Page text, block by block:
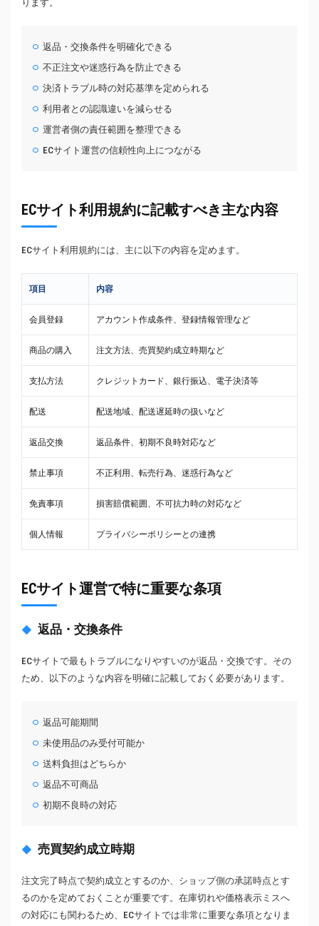
ります。
返品・交換条件を明確化できる
不正注文や迷惑行為を防止できる
決済トラブル時の対応基準を定められる
利用者との認識違いを減らせる
運営者側の責任範囲を整理できる
ECサイト運営の信頼性向上につながる
ECサイト利用規約に記載すべき主な内容
ECサイト利用規約には、主に以下の内容を定めます。
項目 内容
会員登録 アカウント作成条件、登録情報管理など
商品の購入 注文方法、売買契約成立時期など
支払方法 クレジットカード、銀行振込、電子決済等
配送 配送地域、配送遅延時の扱いなど
返品交換 返品条件、初期不良時対応など
禁止事項 不正利用、転売行為、迷惑行為など
免責事項 損害賠償範囲、不可抗力時の対応など
個人情報 プライバシーポリシーとの連携
ECサイト運営で特に重要な条項
返品・交換条件
ECサイトで最もトラブルになりやすいのが返品・交換です。その
ため、以下のような内容を明確に記載しておく必要があります。
返品可能期間
未使用品のみ受付可能か
送料負担はどちらか
返品不可商品
初期不良時の対応
売買契約成立時期
注文完了時点で契約成立とするのか、ショップ側の承諾時点とす
るのかを定めておくことが重要です。在庫切れや価格表示ミスへ
の対応にも関わるため、ECサイトでは非常に重要な条項となりま